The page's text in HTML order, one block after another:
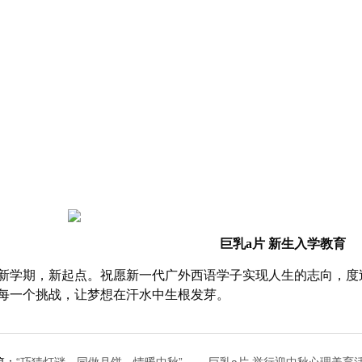
巨乳a片 新生入学教育
学期，新起点。祝愿新一代广外西语学子实现人生的志向，
一个挑战，让梦想在汗水中生根发芽。